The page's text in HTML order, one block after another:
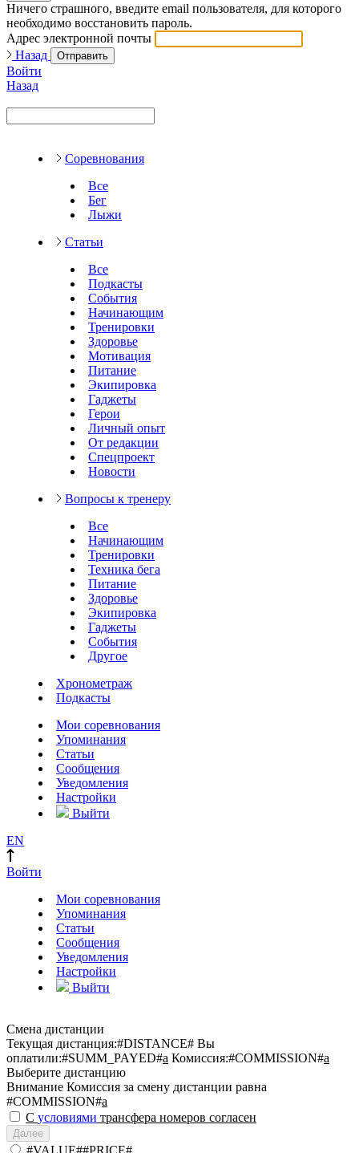
Ничего страшного, введите email пользователя, для которого
необходимо восстановить пароль.
Адрес электронной почты
Назад
Отправить
Войти
Назад
Соревнования
Все
Бег
Лыжи
Статьи
Все
Подкасты
События
Начинающим
Тренировки
Здоровье
Мотивация
Питание
Экипировка
Гаджеты
Герои
Личный опыт
От редакции
Спецпроект
Новости
Вопросы к тренеру
Все
Начинающим
Тренировки
Техника бега
Питание
Здоровье
Экипировка
Гаджеты
События
Другое
Хронометраж
Подкасты
Мои соревнования
Упоминания
Статьи
Сообщения
Уведомления
Настройки
Выйти
EN
Войти
Мои соревнования
Упоминания
Статьи
Сообщения
Уведомления
Настройки
Выйти
Смена дистанции
Текущая дистанция:#DISTANCE# Вы
оплатили:#SUMM_PAYED#a Комиссия:#COMMISSION#a
Выберите дистанцию
Внимание Комиссия за смену дистанции равна
#COMMISSION#a
С условиями трансфера номеров согласен
Далее
#VALUE##PRICE#